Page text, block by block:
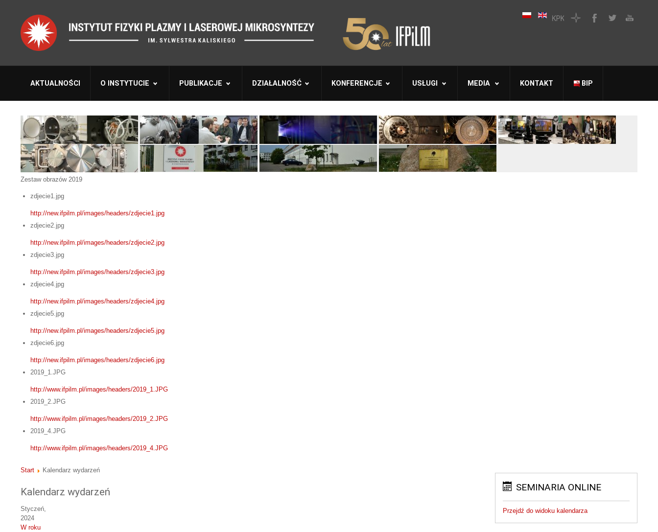
AKTUALNOŚCI O INSTYTUCIE PUBLIKACJE DZIAŁALNOŚĆ KONFERENCJE USŁUGI MEDIA KONTAKT BIP
Zestaw obrazów 2019
zdjecie1.jpg
http://new.ifpilm.pl/images/headers/zdjecie1.jpg
zdjecie2.jpg
http://new.ifpilm.pl/images/headers/zdjecie2.jpg
zdjecie3.jpg
http://new.ifpilm.pl/images/headers/zdjecie3.jpg
zdjecie4.jpg
http://new.ifpilm.pl/images/headers/zdjecie4.jpg
zdjecie5.jpg
http://new.ifpilm.pl/images/headers/zdjecie5.jpg
zdjecie6.jpg
http://new.ifpilm.pl/images/headers/zdjecie6.jpg
2019_1.JPG
http://www.ifpilm.pl/images/headers/2019_1.JPG
2019_2.JPG
http://www.ifpilm.pl/images/headers/2019_2.JPG
2019_4.JPG
http://www.ifpilm.pl/images/headers/2019_4.JPG
Start Kalendarz wydarzeń
Kalendarz wydarzeń
Styczeń,
2024
W roku
SEMINARIA ONLINE
Przejdź do widoku kalendarza